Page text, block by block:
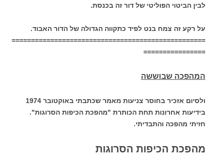
לבין הביטוי הפוליטי של דור זה בכנסת.
על רקע זה צמח בנט לפיד כתקווה הגדולה של הדור האבוד.
==================================================
================
המהפכה שבוששה
ולסיום אזכיר בחוסר צניעות מאמר שכתבתי באוקטובר 1974
בידיעות אחרונות תחת הכותרת "מהפכת הכיפות הסרוגות".
חזיתי מהפכה והתבדיתי.
מהפכת הכיפות הסרוגות